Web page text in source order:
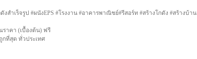
สำเร็จรูป #ผนังEPS #โรงงาน #อาคารพาณิชย์#รีสอร์ท #สร้างโกดัง #สร้างบ้าน
าคา (เบื้องต้น) ฟรี
กที่สุด ทั่วประเทศ